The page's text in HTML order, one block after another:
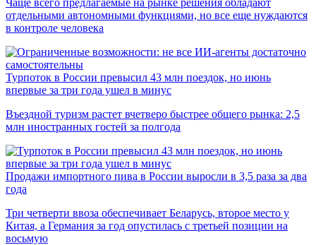
Чаще всего предлагаемые на рынке решения обладают
отдельными автономными функциями, но все еще нуждаются
в контроле человека
Турпоток в России превысил 43 млн поездок, но июнь
впервые за три года ушел в минус
Въездной туризм растет вчетверо быстрее общего рынка: 2,5
млн иностранных гостей за полгода
Продажи импортного пива в России выросли в 3,5 раза за два
года
Три четверти ввоза обеспечивает Беларусь, второе место у
Китая, а Германия за год опустилась с третьей позиции на
восьмую